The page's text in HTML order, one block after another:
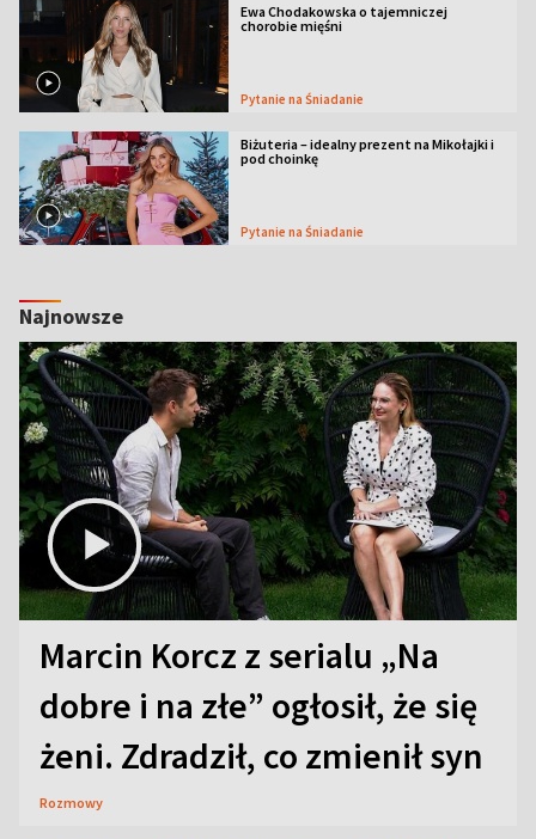
Ewa Chodakowska o tajemniczej
chorobie mięśni
Pytanie na Śniadanie
Biżuteria – idealny prezent na Mikołajki i
pod choinkę
Pytanie na Śniadanie
Najnowsze
Marcin Korcz z serialu „Na
dobre i na złe” ogłosił, że się
żeni. Zdradził, co zmienił syn
Rozmowy